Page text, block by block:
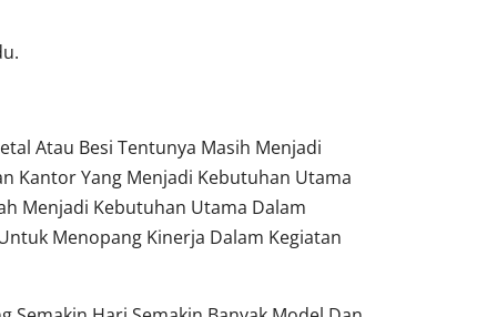
Atau Besi Tentunya Masih Menjadi
Kantor Yang Menjadi Kebutuhan Utama
Menjadi Kebutuhan Utama Dalam
Menopang Kinerja Dalam Kegiatan